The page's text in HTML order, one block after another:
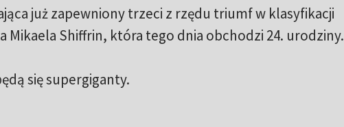
już zapewniony trzeci z rzędu triumf w klasyfikacji
Mikaela Shiffrin, która tego dnia obchodzi 24. urodziny.
się supergiganty.